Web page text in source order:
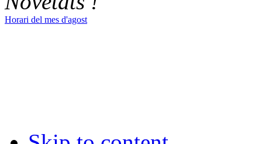
Horari del mes d'agost